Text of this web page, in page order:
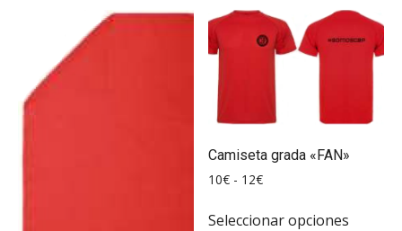
Camiseta grada «FAN»
10€ - 12€Rango
precios:
Seleccionar opciones